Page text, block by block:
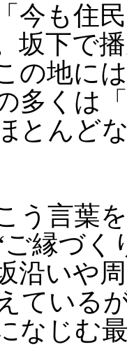
今も住
坂下で
の地に
多くは
とんど
う言葉
縁づく
沿いや
ている
なじむ